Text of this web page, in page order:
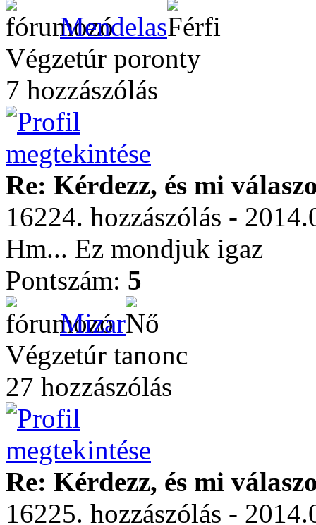
Mendelas
Végzetúr poronty
7 hozzászólás
Re: Kérdezz, és mi
16224. hozzászólás -
Hm... Ez mondjuk igaz
Pontszám: 5
Mizar
Végzetúr tanonc
27 hozzászólás
Re: Kérdezz, és mi
16225. hozzászólás -